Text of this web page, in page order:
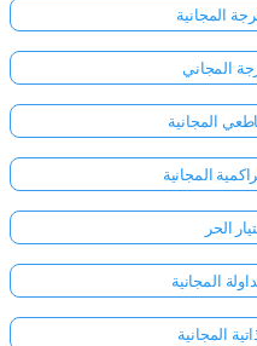
المجانية
المجاني
المجانية
المجانية
الحر
المجانية
المجانية